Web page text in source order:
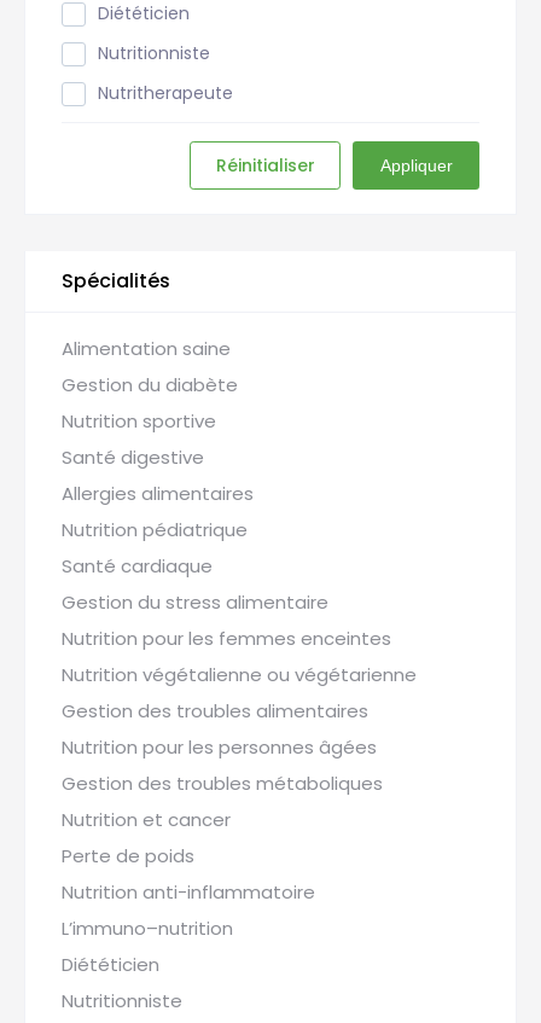
Diététicien
Nutritionniste
Nutritherapeute
Réinitialiser Appliquer
Spécialités
Alimentation saine
Gestion du diabète
Nutrition sportive
Santé digestive
Allergies alimentaires
Nutrition pédiatrique
Santé cardiaque
Gestion du stress alimentaire
Nutrition pour les femmes enceintes
Nutrition végétalienne ou végétarienne
Gestion des troubles alimentaires
Nutrition pour les personnes âgées
Gestion des troubles métaboliques
Nutrition et cancer
Perte de poids
Nutrition anti-inflammatoire
L’immuno–nutrition
Diététicien
Nutritionniste